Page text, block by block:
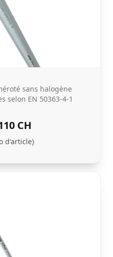
sans halogène
selon EN 50363-4-1
CH
d'article)